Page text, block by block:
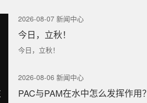
2026-08-07 新闻中心
今日，立秋！
今日，立秋！
2026-08-06 新闻中心
PAC与PAM在水中怎么发挥作用？